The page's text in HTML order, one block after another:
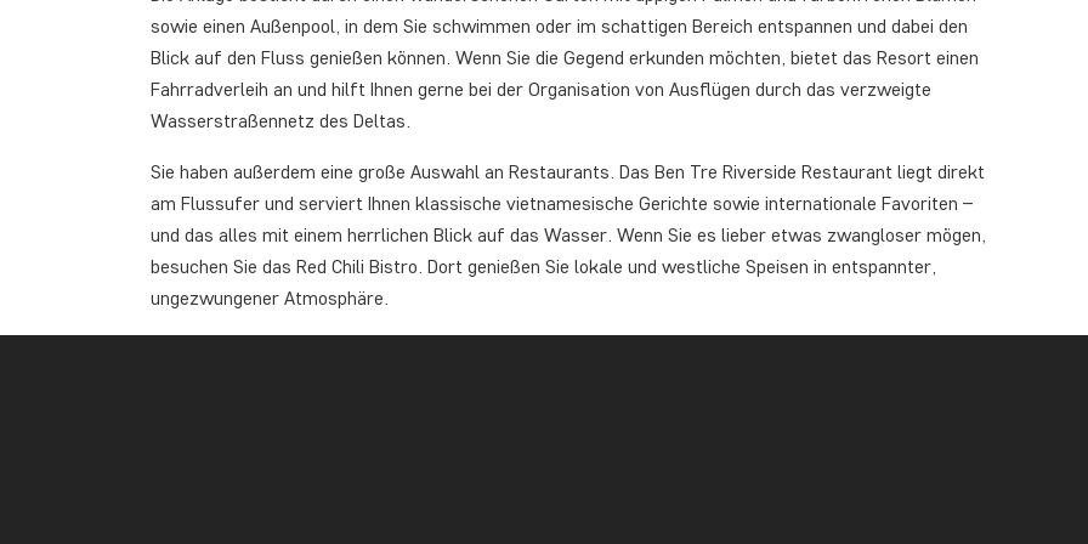
sowie einen Außenpool, in dem Sie schwimmen oder im schattigen Bereich entspannen und dabei den
Blick auf den Fluss genießen können. Wenn Sie die Gegend erkunden möchten, bietet das Resort einen
Fahrradverleih an und hilft Ihnen gerne bei der Organisation von Ausflügen durch das verzweigte
Wasserstraßennetz des Deltas.
Sie haben außerdem eine große Auswahl an Restaurants. Das Ben Tre Riverside Restaurant liegt direkt
am Flussufer und serviert Ihnen klassische vietnamesische Gerichte sowie internationale Favoriten –
und das alles mit einem herrlichen Blick auf das Wasser. Wenn Sie es lieber etwas zwangloser mögen,
besuchen Sie das Red Chili Bistro. Dort genießen Sie lokale und westliche Speisen in entspannter,
ungezwungener Atmosphäre.